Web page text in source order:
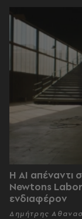
Η AI απέναντι
Newtons
ενδιαφέρον
Δημήτρης